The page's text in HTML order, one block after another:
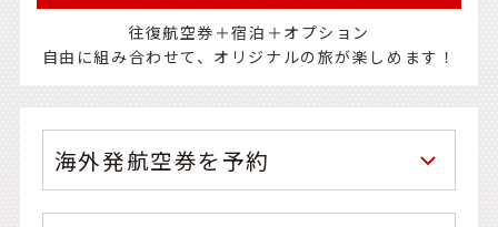
往復航空券＋宿泊＋オプション
自由に組み合わせて、オリジナルの旅が楽しめます！
海外発航空券を予約